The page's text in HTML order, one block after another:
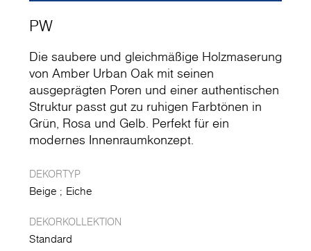
PW
Die saubere und gleichmäßige Holzmaserung
von Amber Urban Oak mit seinen
ausgeprägten Poren und einer authentischen
Struktur passt gut zu ruhigen Farbtönen in
Grün, Rosa und Gelb. Perfekt für ein
modernes Innenraumkonzept.
DEKORTYP
Beige Eiche
DEKORKOLLEKTION
Standard